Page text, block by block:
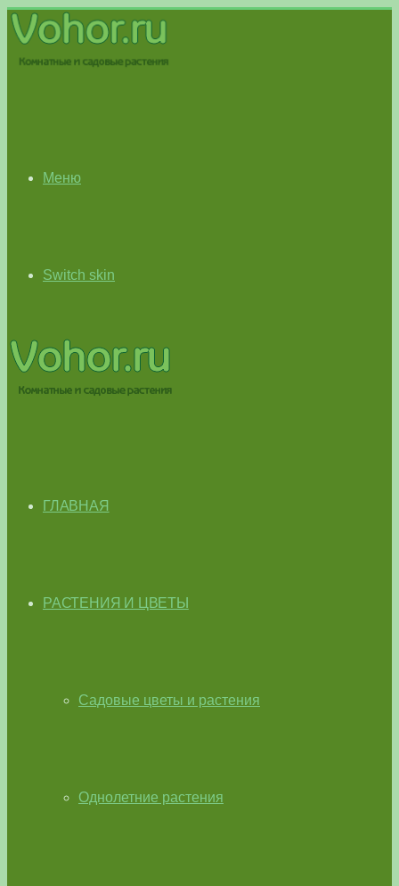
Меню
Switch skin
ГЛАВНАЯ
РАСТЕНИЯ И ЦВЕТЫ
Садовые цветы и растения
Однолетние растения